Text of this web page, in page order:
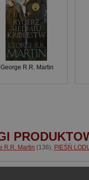
George R.R. Martin
R.R. Martin (136) PIEŚŃ